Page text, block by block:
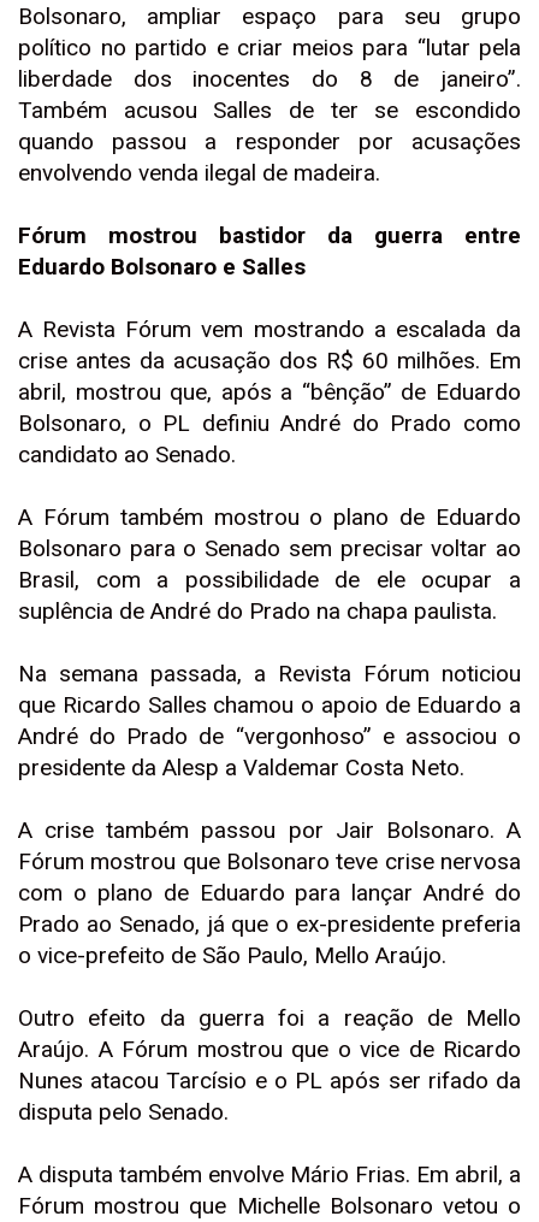
Bolsonaro, ampliar espaço para seu grupo
político no partido e criar meios para “lutar pela
liberdade dos inocentes do 8 de janeiro”.
Também acusou Salles de ter se escondido
quando passou a responder por acusações
envolvendo venda ilegal de madeira.
Fórum mostrou bastidor da guerra entre
Eduardo Bolsonaro e Salles
A Revista Fórum vem mostrando a escalada da
crise antes da acusação dos R$ 60 milhões. Em
abril, mostrou que, após a “bênção” de Eduardo
Bolsonaro, o PL definiu André do Prado como
candidato ao Senado.
A Fórum também mostrou o plano de Eduardo
Bolsonaro para o Senado sem precisar voltar ao
Brasil, com a possibilidade de ele ocupar a
suplência de André do Prado na chapa paulista.
Na semana passada, a Revista Fórum noticiou
que Ricardo Salles chamou o apoio de Eduardo a
André do Prado de “vergonhoso” e associou o
presidente da Alesp a Valdemar Costa Neto.
A crise também passou por Jair Bolsonaro. A
Fórum mostrou que Bolsonaro teve crise nervosa
com o plano de Eduardo para lançar André do
Prado ao Senado, já que o ex-presidente preferia
o vice-prefeito de São Paulo, Mello Araújo.
Outro efeito da guerra foi a reação de Mello
Araújo. A Fórum mostrou que o vice de Ricardo
Nunes atacou Tarcísio e o PL após ser rifado da
disputa pelo Senado.
A disputa também envolve Mário Frias. Em abril, a
Fórum mostrou que Michelle Bolsonaro vetou o